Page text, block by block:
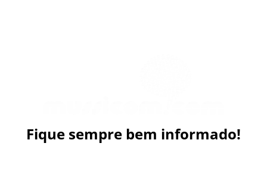
Fique sempre bem informado!